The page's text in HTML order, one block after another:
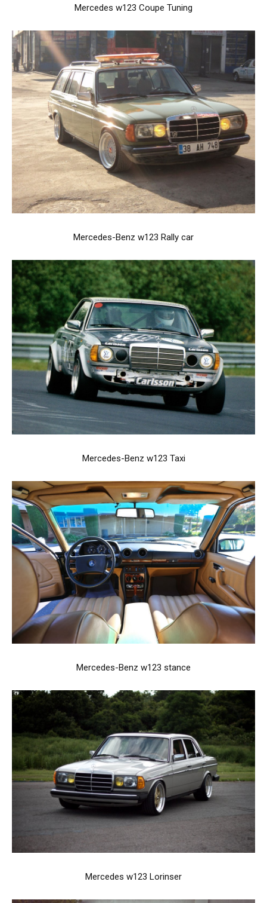
Mercedes w123 Coupe Tuning
Mercedes-Benz w123 Rally car
Mercedes-Benz w123 Taxi
Mercedes-Benz w123 stance
Mercedes w123 Lorinser